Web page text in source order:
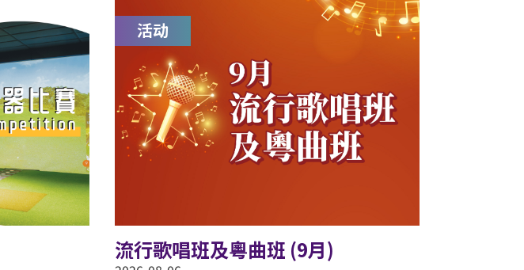
活动
流行歌唱班及粵曲班 (9月)